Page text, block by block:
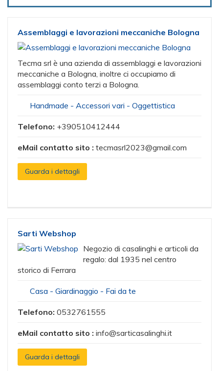
Assemblaggi e lavorazioni meccaniche Bologna
Tecma srl è una azienda di assemblaggi e lavorazioni
meccaniche a Bologna, inoltre ci occupiamo di
assemblaggi conto terzi a Bologna.
Handmade - Accessori vari - Oggettistica
Telefono: +390510412444
eMail contatto sito : tecmasrl2023@gmail.com
Guarda i dettagli
Sarti Webshop
Negozio di casalinghi e articoli da
regalo: dal 1935 nel centro
storico di Ferrara
Casa - Giardinaggio - Fai da te
Telefono: 0532761555
eMail contatto sito : info@sarticasalinghi.it
Guarda i dettagli